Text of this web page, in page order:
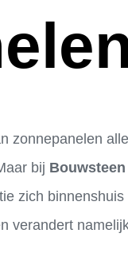
zonnepanelen
bij
zich
verandert